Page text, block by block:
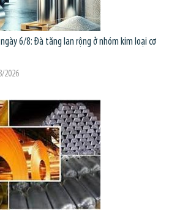
6/8: Đà tăng lan rộng ở nhóm kim loại cơ
2026